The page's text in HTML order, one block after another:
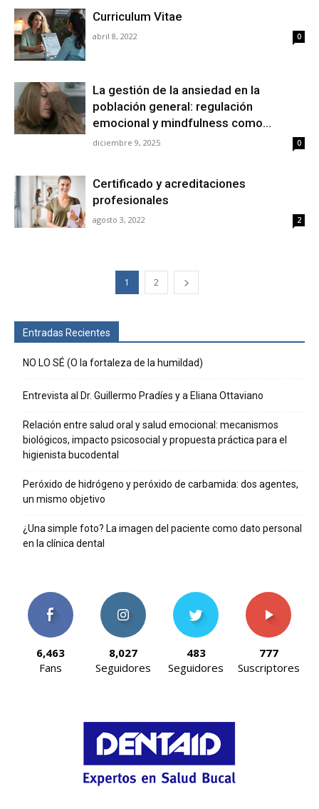
Curriculum Vitae
abril 8, 2022 0
La gestión de la ansiedad en la
población general: regulación
emocional y mindfulness como...
diciembre 9, 2025 0
Certificado y acreditaciones
profesionales
agosto 3, 2022 2
1 2
Entradas Recientes
NO LO SÉ (O la fortaleza de la humildad)
Entrevista al Dr. Guillermo Pradíes y a Eliana Ottaviano
Relación entre salud oral y salud emocional: mecanismos
biológicos, impacto psicosocial y propuesta práctica para el
higienista bucodental
Peróxido de hidrógeno y peróxido de carbamida: dos agentes,
un mismo objetivo
¿Una simple foto? La imagen del paciente como dato personal
en la clínica dental
6,463
Fans
8,027
Seguidores
483
Seguidores
777
Suscriptores